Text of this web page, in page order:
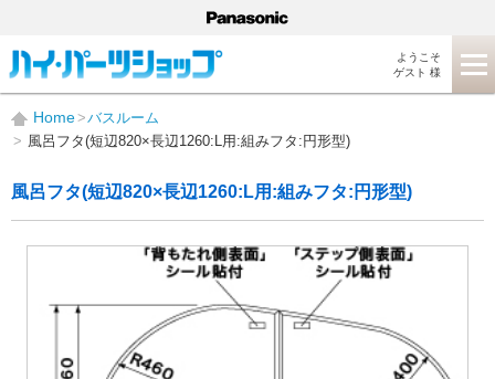
ようこそ
ゲスト 様
Home
バスルーム
風呂フタ(短辺820×長辺1260:L用:組みフタ:円形型)
風呂フタ(短辺820×長辺1260:L用:組みフタ:円形型)